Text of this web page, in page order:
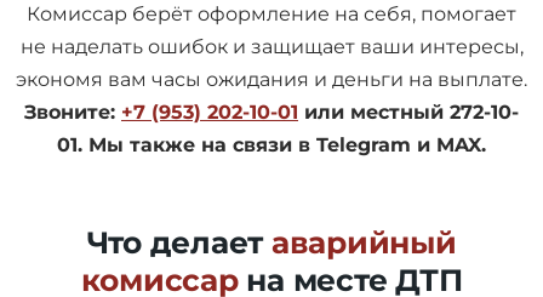
Комиссар берёт оформление на себя, помогает
не наделать ошибок и защищает ваши интересы,
экономя вам часы ожидания и деньги на выплате.
Звоните: +7 (953) 202-10-01 или местный 272-10-
01. Мы также на связи в Telegram и MAX.
Что делает аварийный
комиссарна месте ДТП